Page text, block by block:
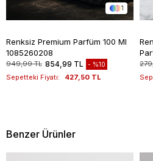
1
Renksiz Premium Parfüm 100 Ml
1085260208
949,99 TL 854,99 TL %10
Sepetteki Fiyatı: 427,50 TL
Benzer Ürünler